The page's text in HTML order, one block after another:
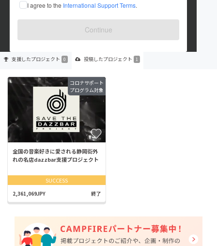
I agree to the International Support Terms.
Continue
在住国：未設定
出身国：未設定
支援したプロジェクト 0 投稿したプロジェクト 1
コロナサポート
プログラム対象
全国の音楽好きに愛される静岡街外
れの名店dazzbar支援プロジェクト
SUCCESS
2,361,069JPY 終了